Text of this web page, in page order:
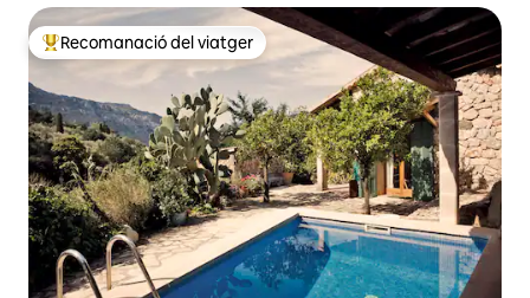
Principals recomanacions dels viatgers
Recomanació del viatger